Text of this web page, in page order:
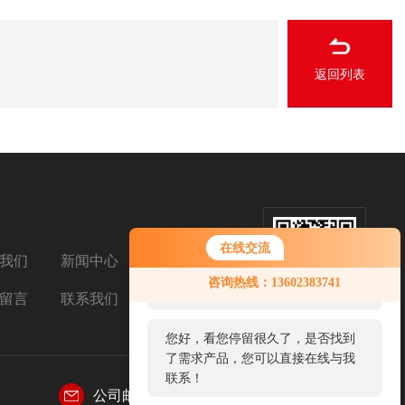
在线交流
咨询热线：13602383741
您好！欢迎前来咨询，很高兴为您
服务，请问您要咨询什么问题呢？
您好，看您停留很久了，是否找到
了需求产品，您可以直接在线与我
联系！
返回列表
们 新闻中心
言 联系我们
公司邮箱：